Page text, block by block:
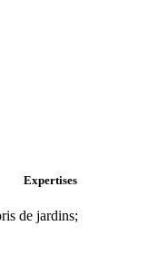
Expertises
de jardins;